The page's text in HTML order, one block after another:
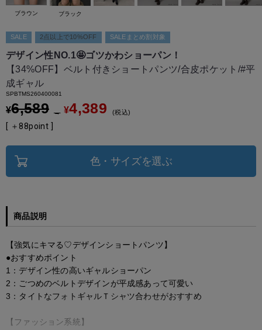
SALE 2点以上で10%OFF SALEまとめ割対象
デザイン性NO.1🤩ゴツかわショーパン！
【34%OFF】ベルト付きショートパンツ/合皮ポケット/#平
成ギャル
SPBTMS260400081
¥6,589 → ¥4,389 税込
[ ＋ 88point ]
色・サイズを選ぶ
商品説明
【強気にキマる♡デザインショートパンツ】
●おすすめポイント
1：デザイン性の高いギャルショーパン
2：ごつめのベルトデザインが平成感あって可愛い
3：タイトなフォトギャルＴシャツ合わせがおすすめ
【ファッション系統】
ブラウン ブラック